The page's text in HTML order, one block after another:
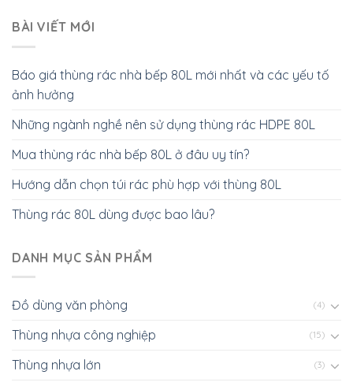
BÀI VIẾT MỚI
Báo giá thùng rác nhà bếp 80L mới nhất và các yếu tố
ảnh hưởng
Những ngành nghề nên sử dụng thùng rác HDPE 80L
Mua thùng rác nhà bếp 80L ở đâu uy tín?
Hướng dẫn chọn túi rác phù hợp với thùng 80L
Thùng rác 80L dùng được bao lâu?
DANH MỤC SẢN PHẨM
Đồ dùng văn phòng (4)
Thùng nhựa công nghiệp (15)
Thùng nhựa lớn (3)